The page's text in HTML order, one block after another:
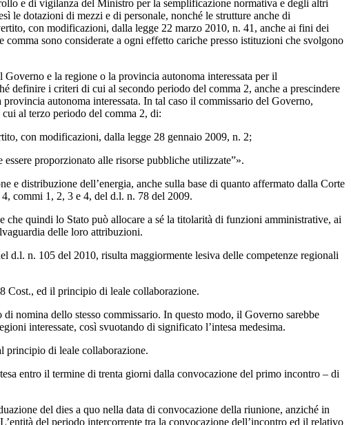
e di vigilanza del Ministro per la semplificazione normativa e degli altri
le dotazioni di mezzi e di personale, nonché le strutture anche di
con modificazioni, dalla legge 22 marzo 2010, n. 41, anche ai fini dei
sono considerate a ogni effetto cariche presso istituzioni che svolgono
e la regione o la provincia autonoma interessata per il
definire i criteri di cui al secondo periodo del comma 2, anche a prescindere
autonoma interessata. In tal caso il commissario del Governo,
al terzo periodo del comma 2, di:
con modificazioni, dalla legge 28 gennaio 2009, n. 2;
proporzionato alle risorse pubbliche utilizzate”».
e distribuzione dell’energia, anche sulla base di quanto affermato dalla Corte
commi 1, 2, 3 e 4, del d.l. n. 78 del 2009.
che quindi lo Stato può allocare a sé la titolarità di funzioni amministrative, ai
delle loro attribuzioni.
d.l. n. 105 del 2010, risulta maggiormente lesiva delle competenze regionali
Cost., ed il principio di leale collaborazione.
nomina dello stesso commissario. In questo modo, il Governo sarebbe
interessate, così svuotando di significato l’intesa medesima.
principio di leale collaborazione.
entro il termine di trenta giorni dalla convocazione del primo incontro – di
del dies a quo nella data di convocazione della riunione, anziché in
del periodo intercorrente tra la convocazione dell’incontro ed il relativo